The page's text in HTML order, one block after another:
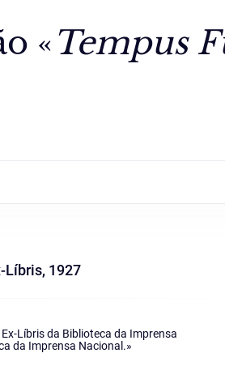
«Tempus
Líbris, 1927
Líbris da Biblioteca da Imprensa
da Imprensa Nacional.»